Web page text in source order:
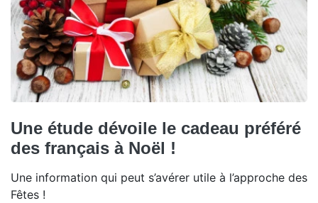
Une étude dévoile le cadeau préféré
des français à Noël !
Une information qui peut s’avérer utile à l’approche des
Fêtes !